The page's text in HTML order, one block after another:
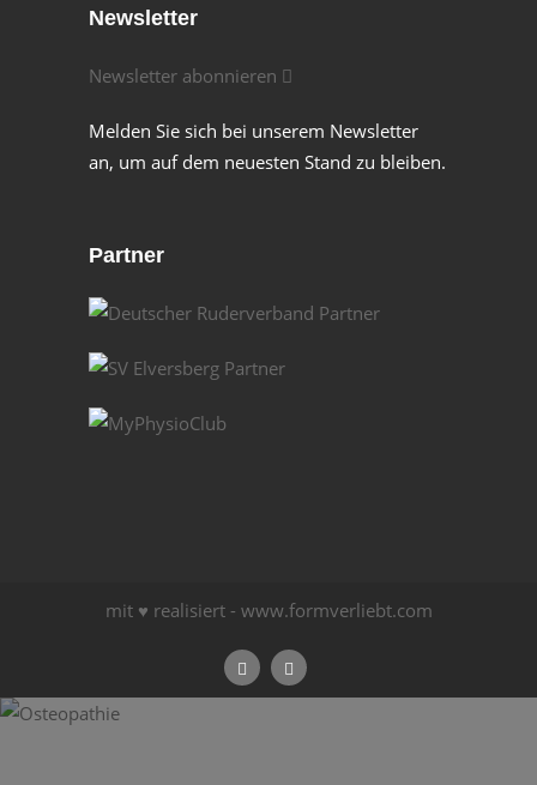
Newsletter
Newsletter abonnieren
Melden Sie sich bei unserem Newsletter
an, um auf dem neuesten Stand zu bleiben.
Partner
mit ♥ realisiert - www.formverliebt.com